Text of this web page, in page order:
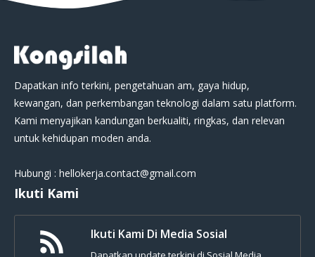
Dapatkan info terkini, pengetahuan am, gaya hidup,
kewangan, dan perkembangan teknologi dalam satu platform.
Kami menyajikan kandungan berkualiti, ringkas, dan relevan
untuk kehidupan moden anda.
Hubungi : hellokerja.contact@gmail.com
Ikuti Kami
Ikuti Kami Di Media Sosial